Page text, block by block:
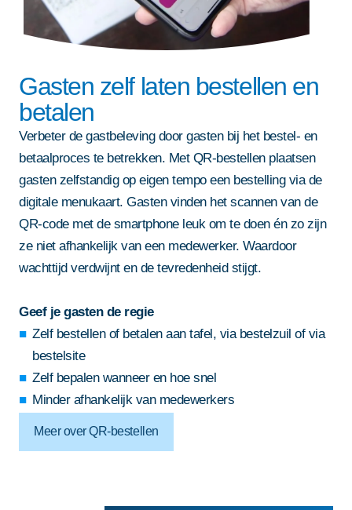
Gasten zelf laten bestellen en
betalen
Verbeter de gastbeleving door gasten bij het bestel- en
betaalproces te betrekken. Met QR-bestellen plaatsen
gasten zelfstandig op eigen tempo een bestelling via de
digitale menukaart. Gasten vinden het scannen van de
QR-code met de smartphone leuk om te doen én zo zijn
ze niet afhankelijk van een medewerker. Waardoor
wachttijd verdwijnt en de tevredenheid stijgt.
Geef je gasten de regie
Zelf bestellen of betalen aan tafel, via bestelzuil of via
bestelsite
Zelf bepalen wanneer en hoe snel
Minder afhankelijk van medewerkers
Meer over QR-bestellen